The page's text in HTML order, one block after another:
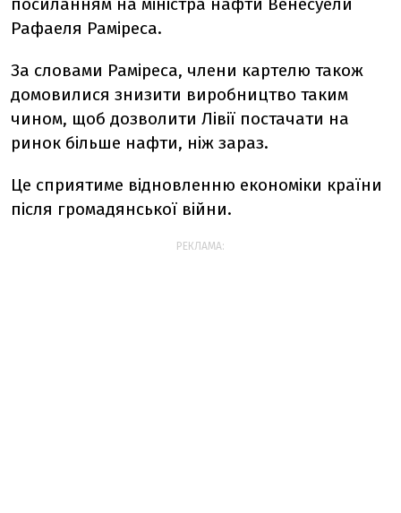
Рафаеля Раміреса.
За словами Раміреса, члени картелю також
домовилися знизити виробництво таким
чином, щоб дозволити Лівії постачати на
ринок більше нафти, ніж зараз.
Це сприятиме відновленню економіки країни
після громадянської війни.
РЕКЛАМА: